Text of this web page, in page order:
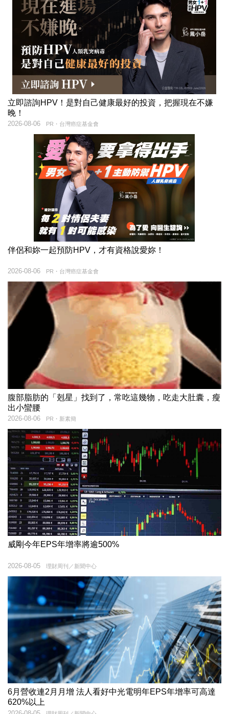
立即諮詢HPV！是對自己健康最好的投資，把握現在不嫌
晚！
PR・台灣癌症基金會
2026-08-06
伴侶和妳一起預防HPV，才有資格說愛妳！
PR・台灣癌症基金會
2026-08-06
腹部脂肪的「剋星」找到了，常吃這幾物，吃走大肚囊，瘦
出小蠻腰
PR・新素簡
2026-08-06
威剛今年EPS年增率將逾500%
理財周刊／新聞中心
2026-08-05
6月營收連2月月增 法人看好中光電明年EPS年增率可高達
620%以上